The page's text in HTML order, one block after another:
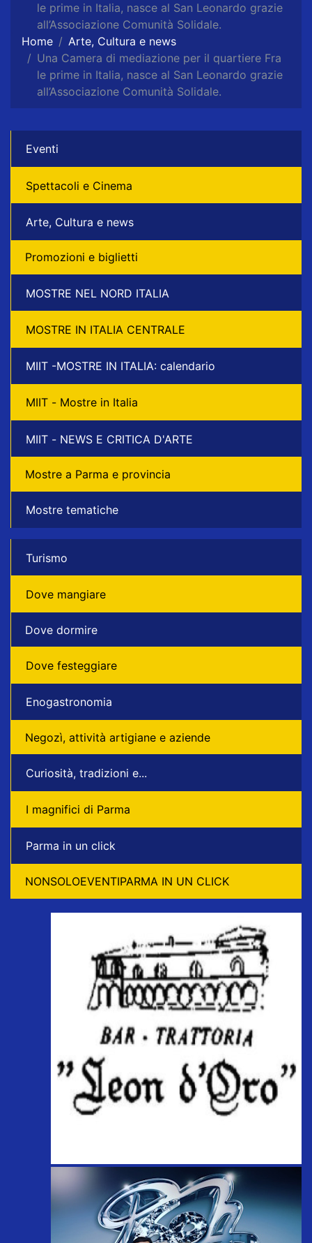
le prime in Italia, nasce al San Leonardo grazie
all’Associazione Comunità Solidale.
Home
Arte, Cultura e news
Una Camera di mediazione per il quartiere Fra
le prime in Italia, nasce al San Leonardo grazie
all’Associazione Comunità Solidale.
Eventi
Spettacoli e Cinema
Arte, Cultura e news
Promozioni e biglietti
MOSTRE NEL NORD ITALIA
MOSTRE IN ITALIA CENTRALE
MIIT -MOSTRE IN ITALIA: calendario
MIIT - Mostre in Italia
MIIT - NEWS E CRITICA D'ARTE
Mostre a Parma e provincia
Mostre tematiche
Turismo
Dove mangiare
Dove dormire
Dove festeggiare
Enogastronomia
Negozì, attività artigiane e aziende
Curiosità, tradizioni e...
I magnifici di Parma
Parma in un click
NONSOLOEVENTIPARMA IN UN CLICK